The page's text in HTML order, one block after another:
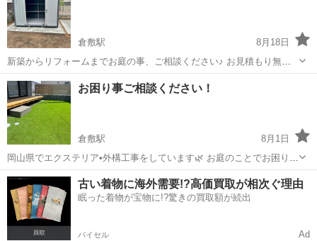
法人様も是非ご...
倉敷駅
8月18日
新築からリフォームまでお庭の事、ご相談ください♪ お見積もり無料
です！
岡山 倉敷市 倉敷駅 その他 無料
お困り事ご相談ください！
倉敷駅
8月1日
岡山県でエクステリア•外構工事をしています🌿 お庭のことでお困り事
はございませんか？ 小さなことからお気軽にご相談ください♪ 雑草に
困っているから、砂利や芝にして欲しい。 大きな石を撤去してほし
い。 コンクリートをしてほし...
岡山 倉敷市 倉敷駅 草刈り 無料
古い着物に海外需要!?高価買取が相次ぐ理由
眠った着物が宝物に!?驚きの買取額が続出
バイセル Ad